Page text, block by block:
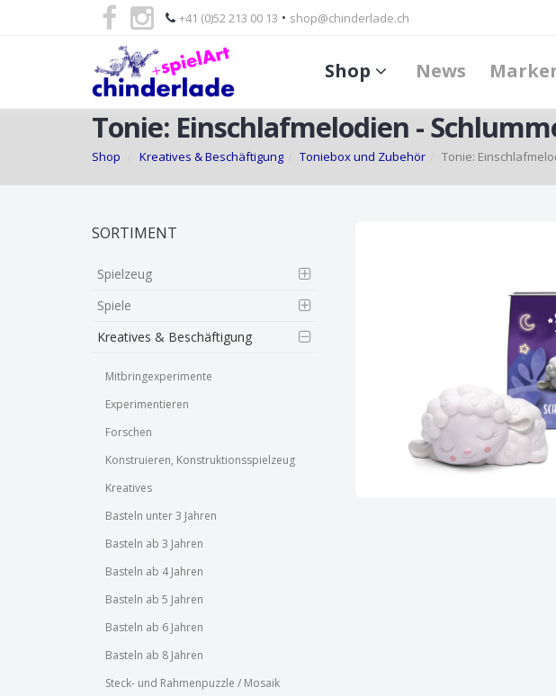
+41 (0)52 213 00 13 • shop@chinderlade.ch
Shop News
Tonie: Einschlafmelodien -
Shop Kreatives & Beschäftigung Toniebox und Zubehör Tonie:
SORTIMENT
Spielzeug
Spiele
Kreatives & Beschäftigung
Mitbringexperimente
Experimentieren
Forschen
Konstruieren, Konstruktionsspielzeug
Kreatives
Basteln unter 3 Jahren
Basteln ab 3 Jahren
Basteln ab 4 Jahren
Basteln ab 5 Jahren
Basteln ab 6 Jahren
Basteln ab 8 Jahren
Steck- und Rahmenpuzzle / Mosaik